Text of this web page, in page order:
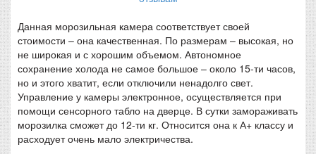
Данная морозильная камера соответствует своей
стоимости – она качественная. По размерам – высокая, но
не широкая и с хорошим объемом. Автономное
сохранение холода не самое большое – около 15-ти часов,
но и этого хватит, если отключили ненадолго свет.
Управление у камеры электронное, осуществляется при
помощи сенсорного табло на дверце. В сутки замораживать
морозилка сможет до 12-ти кг. Относится она к А+ классу и
расходует очень мало электричества.